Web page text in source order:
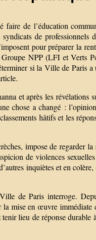
de l’éducation
de professionnels
pour préparer la
NPP (LFI et Verts
si la Ville de Paris a
et après les révélations
chose a changé :
hâtifs et les
impose de regarder
de violences
inquiètes et en colère,
de Paris interroge.
mise en œuvre immédiate
lieu de réponse durable